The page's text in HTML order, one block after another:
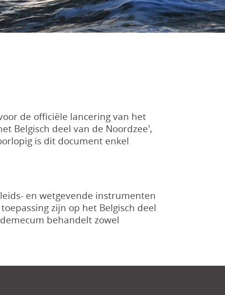
de officiële lancering van het
Belgisch deel van de Noordzee',
is dit document enkel
en wetgevende instrumenten
zijn op het Belgisch deel
behandelt zowel